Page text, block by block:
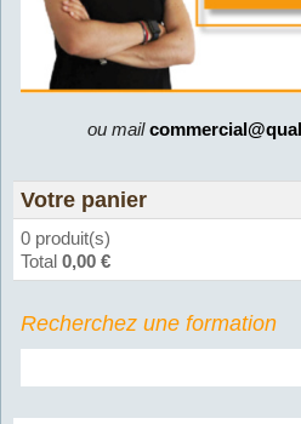
ou mail
Votre panier
0 produit(s)
Total 0,00 €
Recherchez une formation